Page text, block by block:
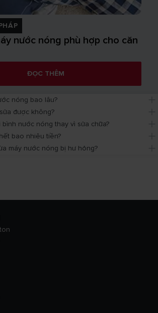
nước nóng phù hợp cho căn
ĐỌC THÊM
nóng bao lâu?
được không?
nước nóng thay vì sửa chữa?
bao nhiêu tiền?
máy nước nóng bị hư hỏng?